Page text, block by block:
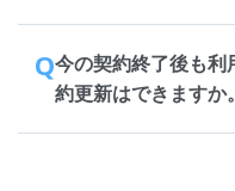
Q今の契約終了後も利
約更新はできますか。